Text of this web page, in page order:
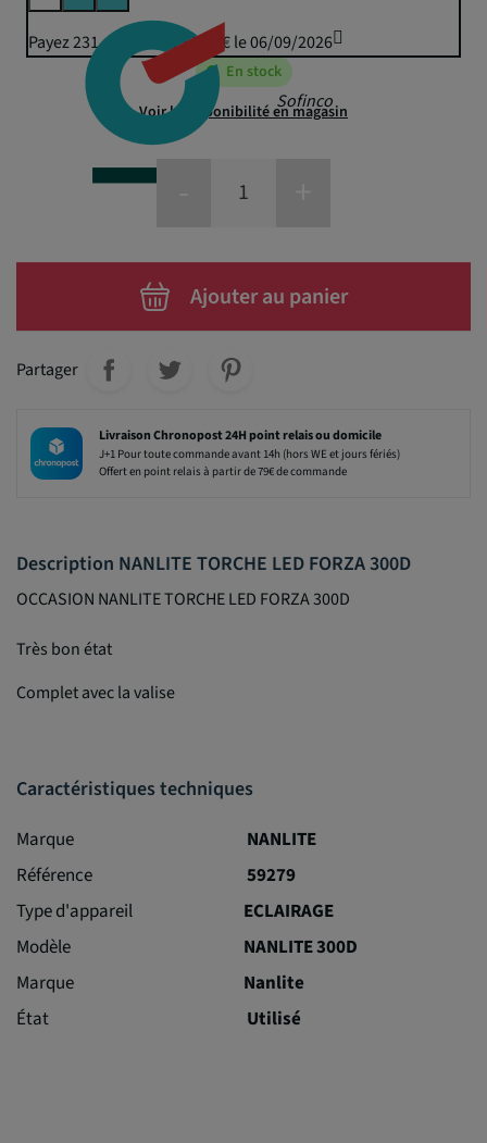
Sofinco
Payez 231,41 € puis 227,50 € le 06/09/2026
En stock
Voir la disponibilité en magasin
Ajouter au panier
Partager
Livraison Chronopost 24H point relais ou domicile
J+1 Pour toute commande avant 14h (hors WE et jours fériés)
Offert en point relais à partir de 79€ de commande
Description NANLITE TORCHE LED FORZA 300D
OCCASION NANLITE TORCHE LED FORZA 300D
Très bon état
Complet avec la valise
Caractéristiques techniques
Marque
NANLITE
Référence
59279
Type d'appareil
ECLAIRAGE
Modèle
NANLITE 300D
Marque
Nanlite
État
Utilisé